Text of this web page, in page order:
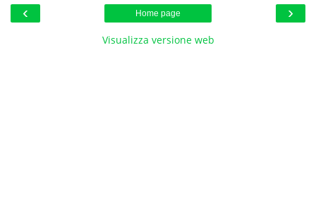
‹ ›
Home page
Visualizza versione web